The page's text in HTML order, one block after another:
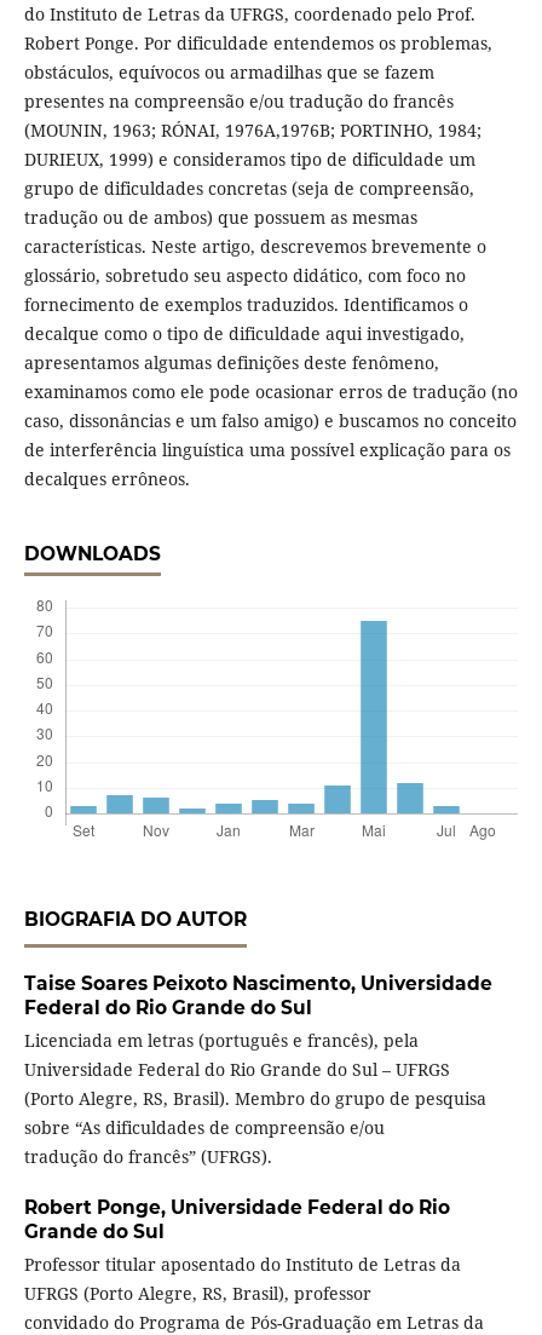
do Instituto de Letras da UFRGS, coordenado pelo Prof.
Robert Ponge. Por dificuldade entendemos os problemas,
obstáculos, equívocos ou armadilhas que se fazem
presentes na compreensão e/ou tradução do francês
(MOUNIN, 1963; RÓNAI, 1976A,1976B; PORTINHO, 1984;
DURIEUX, 1999) e consideramos tipo de dificuldade um
grupo de dificuldades concretas (seja de compreensão,
tradução ou de ambos) que possuem as mesmas
características. Neste artigo, descrevemos brevemente o
glossário, sobretudo seu aspecto didático, com foco no
fornecimento de exemplos traduzidos. Identificamos o
decalque como o tipo de dificuldade aqui investigado,
apresentamos algumas definições deste fenômeno,
examinamos como ele pode ocasionar erros de tradução (no
caso, dissonâncias e um falso amigo) e buscamos no conceito
de interferência linguística uma possível explicação para os
decalques errôneos.
DOWNLOADS
BIOGRAFIA DO AUTOR
Taise Soares Peixoto Nascimento, Universidade
Federal do Rio Grande do Sul
Licenciada em letras (português e francês), pela
Universidade Federal do Rio Grande do Sul – UFRGS
(Porto Alegre, RS, Brasil). Membro do grupo de pesquisa
sobre “As dificuldades de compreensão e/ou
tradução do francês” (UFRGS).
Robert Ponge, Universidade Federal do Rio
Grande do Sul
Professor titular aposentado do Instituto de Letras da
UFRGS (Porto Alegre, RS, Brasil), professor
convidado do Programa de Pós-Graduação em Letras da